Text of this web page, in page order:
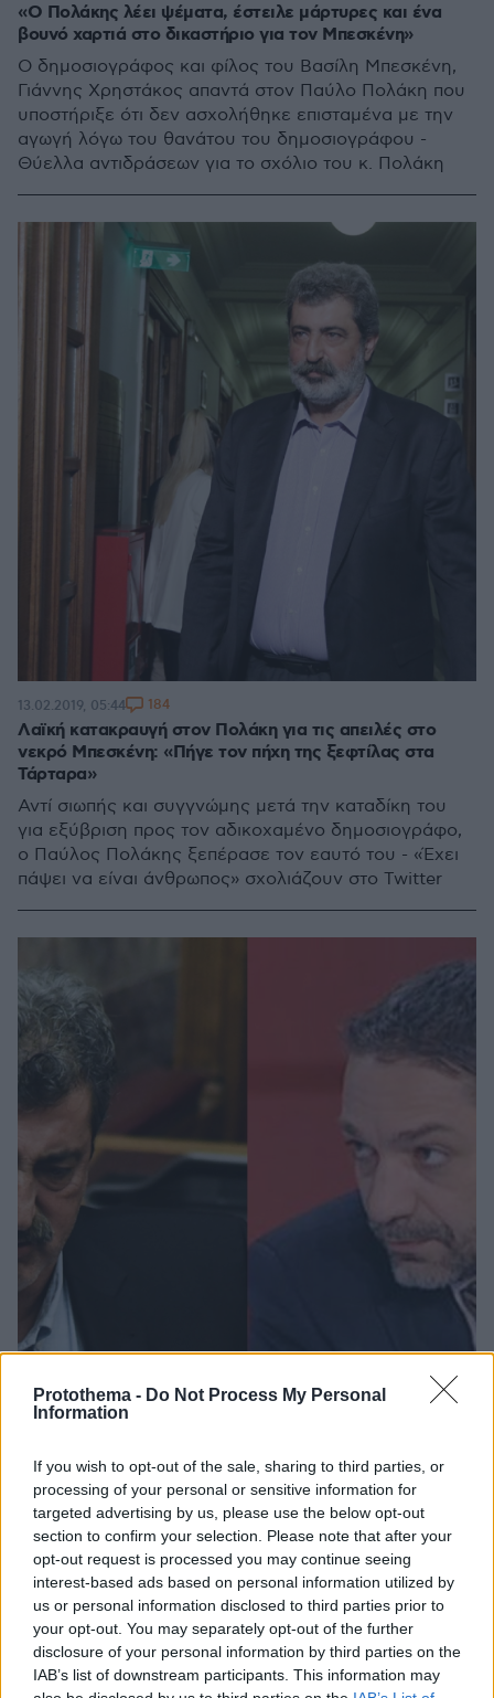
Protothema - Do Not Process My Personal
Information
If you wish to opt-out of the sale, sharing to third parties, or
processing of your personal or sensitive information for
targeted advertising by us, please use the below opt-out
section to confirm your selection. Please note that after your
opt-out request is processed you may continue seeing
interest-based ads based on personal information utilized by
us or personal information disclosed to third parties prior to
your opt-out. You may separately opt-out of the further
disclosure of your personal information by third parties on the
IAB’s list of downstream participants. This information may
«Ο Πολάκης λέει ψέματα, έστειλε μάρτυρες και ένα
βουνό χαρτιά στο δικαστήριο για τον Μπεσκένη»
Ο δημοσιογράφος και φίλος του Βασίλη Μπεσκένη,
Γιάννης Χρηστάκος απαντά στον Παύλο Πολάκη που
υποστήριξε ότι δεν ασχολήθηκε επισταμένα με την
αγωγή λόγω του θανάτου του δημοσιογράφου -
Θύελλα αντιδράσεων για το σχόλιο του κ. Πολάκη
Λαϊκή κατακραυγή στον Πολάκη για τις απειλές στο
νεκρό Μπεσκένη: «Πήγε τον πήχη της ξεφτίλας στα
Τάρταρα»
Αντί σιωπής και συγγνώμης μετά την καταδίκη του
για εξύβριση προς τον αδικοχαμένο δημοσιογράφο,
ο Παύλος Πολάκης ξεπέρασε τον εαυτό του - «Έχει
πάψει να είναι άνθρωπος» σχολιάζουν στο Twitter
13.02.2019, 05:44 184
Ξεπέρασε ακόμη και τον εαυτό του ο αναπληρωτής
υπουργός Υγείας, υποστηρίζοντας ότι «θα ασχοληθεί
με την υπόθεση στο Εφετείο» και σχολιάζει εμμέσως
τη δικαστική απόφαση, γράφοντας στο Facebook:
«Εκεί που μας χρώσταγαν δεν θα μας πάρουν και το
βόδι»
12.02.2019, 19:57